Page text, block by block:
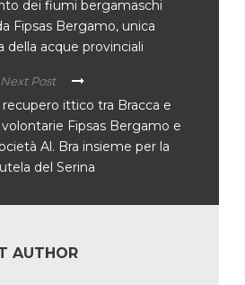
dei fiumi bergamaschi
Fipsas Bergamo, unica
della acque provinciali
Next Post
ittico tra Bracca e
Fipsas Bergamo e
Al. Bra insieme per la
del Serina
AUTHOR